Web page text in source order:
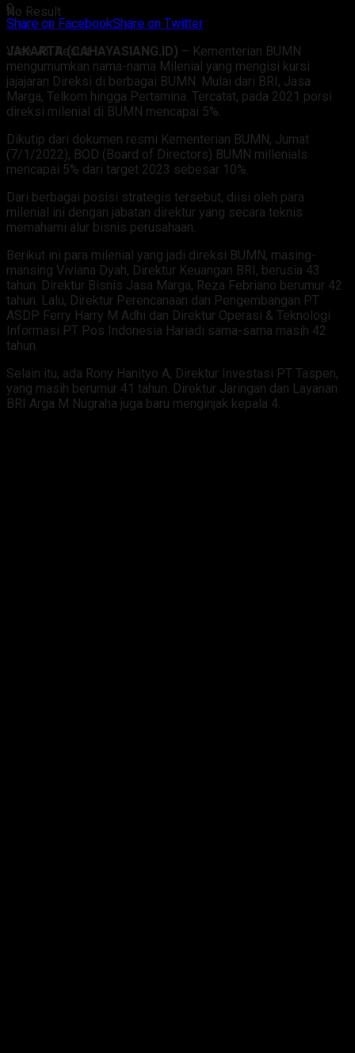
No Result
View All Result
0
Share on FacebookShare on Twitter
JAKARTA (CAHAYASIANG.ID) – Kementerian BUMN
mengumumkan nama-nama Milenial yang mengisi kursi
jajajaran Direksi di berbagai BUMN. Mulai dari BRI, Jasa
Marga, Telkom hingga Pertamina. Tercatat, pada 2021 porsi
direksi milenial di BUMN mencapai 5%.
Dikutip dari dokumen resmi Kementerian BUMN, Jumat
(7/1/2022), BOD (Board of Directors) BUMN millenials
mencapai 5% dari target 2023 sebesar 10%.
Dari berbagai posisi strategis tersebut, diisi oleh para
milenial ini dengan jabatan direktur yang secara teknis
memahami alur bisnis perusahaan.
Berikut ini para milenial yang jadi direksi BUMN, masing-
mansing Viviana Dyah, Direktur Keuangan BRI, berusia 43
tahun. Direktur Bisnis Jasa Marga, Reza Febriano berumur 42
tahun. Lalu, Direktur Perencanaan dan Pengembangan PT
ASDP Ferry Harry M Adhi dan Direktur Operasi & Teknologi
Informasi PT Pos Indonesia Hariadi sama-sama masih 42
tahun.
Selain itu, ada Rony Hanityo A, Direktur Investasi PT Taspen,
yang masih berumur 41 tahun. Direktur Jaringan dan Layanan
BRI Arga M Nugraha juga baru menginjak kepala 4.